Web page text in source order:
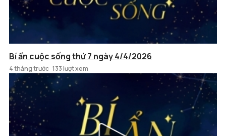
Bí ẩn cuộc sống thứ 7 ngày 4/4/2026
4 tháng trước 133 lượt xem